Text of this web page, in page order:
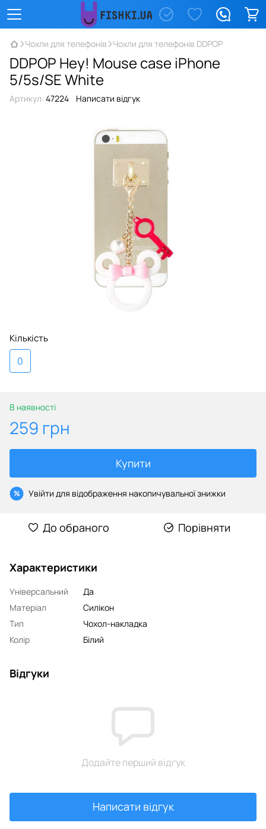
Чохли для телефонів Чохли для телефонів DDPOP
DDPOP Hey! Mouse case iPhone
5/5s/SE White
Артикул: 47224 Написати відгук
Кількість
0
В наявності
259 грн
Купити
% Увійти для відображення накопичувальної знижки
До обраного Порівняти
Характеристики
Універсальний
Да
Матеріал
Силікон
Тип
Чохол-накладка
Колір
Білий
Відгуки
Додайте перший відгук
Написати відгук